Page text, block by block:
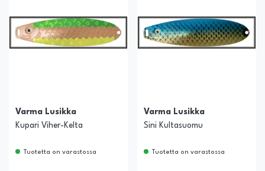
Varma Lusikka
Kupari Viher-Kelta
Tuotetta on varastossa
Varma Lusikka
Sini Kultasuomu
Tuotetta on varastossa